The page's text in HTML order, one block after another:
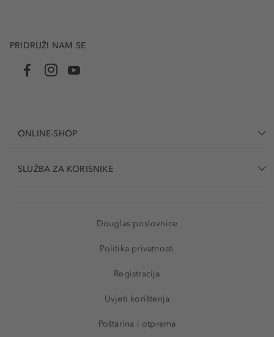
PRIDRUŽI NAM SE
ONLINE-SHOP
SLUŽBA ZA KORISNIKE
Douglas poslovnice
Politika privatnosti
Registracija
Uvjeti korištenja
Poštarina i otprema